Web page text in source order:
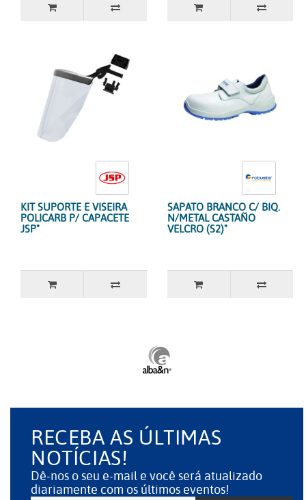
KIT SUPORTE E VISEIRA
POLICARB P/ CAPACETE
JSP"
SAPATO BRANCO C/ BIQ.
N/METAL CASTAÑO
VELCRO (S2)"
RECEBA AS ÚLTIMAS
NOTÍCIAS!
Dê-nos o seu e-mail e você será atualizado
diariamente com os últimos eventos!